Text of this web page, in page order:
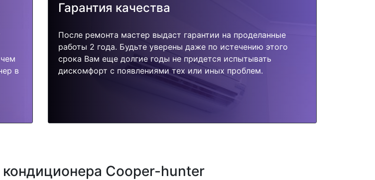
в
Гарантия качества
После ремонта мастер выдаст гарантии на проделанные
работы 2 года. Будьте уверены даже по истечению этого
срока Вам еще долгие годы не придется испытывать
дискомфорт с появлениями тех или иных проблем.
Cooper-hunter